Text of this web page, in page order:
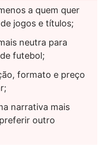
a quem quer
jogos e títulos;
neutra para
futebol;
formato e preço
narrativa mais
outro